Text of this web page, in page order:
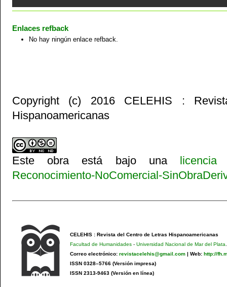
Enlaces refback
No hay ningún enlace refback.
Copyright (c) 2016 CELEHIS :
Hispanoamericanas
Este obra está bajo una
Reconocimiento-NoComercial-
CELEHIS : Revista del Centro de Letras Hispanoamericanas
Facultad de Humanidades- Universidad Nacional de Mar del Plata
Correo electrónico: revistacelehis@gmail.com| Web: http://
ISSN 0328–5766 (Versión impresa)
ISSN 2313-9463 (Versión en línea)